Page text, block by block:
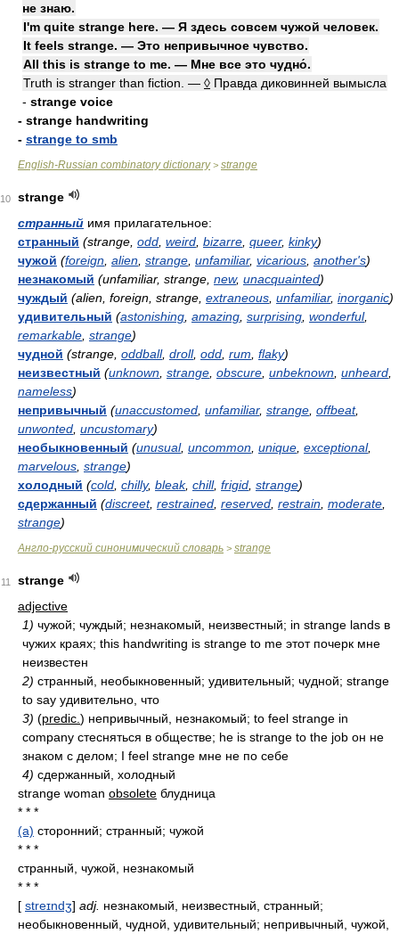
не знаю.
I'm quite strange here. — Я здесь совсем чужой человек.
It feels strange. — Это непривычное чувство.
All this is strange to me. — Мне все это чудно́.
Truth is stranger than fiction. — ◊ Правда диковинней вымысла
- strange voice
- strange handwriting
- strange to smb
English-Russian combinatory dictionary> strange
10
strange
странный имя прилагательное:
странный (strange, odd weird bizarre queer, kinky)
чужой (foreign alien strange unfamiliar, vicarious another's)
незнакомый (unfamiliar, strange, new, unacquainted)
чуждый (alien, foreign, strange, extraneous unfamiliar, inorganic)
удивительный (astonishing amazing surprising wonderful,
remarkable strange)
чудной (strange, oddball, droll, odd rum flaky)
неизвестный (unknown strange obscure unbeknown unheard
nameless)
непривычный (unaccustomed unfamiliar, strange offbeat,
unwonted uncustomary)
необыкновенный (unusual, uncommon unique exceptional,
marvelous strange)
холодный (cold chilly, bleak, chill, frigid strange)
сдержанный (discreet, restrained reserved restrain moderate
strange)
Англо-русский синонимический словарь > strange
11
strange
adjective
1) чужой; чуждый; незнакомый, неизвестный; in strange lands в
чужих краях; this handwriting is strange to me этот почерк мне
неизвестен
2) странный, необыкновенный; удивительный; чудной; strange
to say удивительно, что
3) (predic. ) непривычный, незнакомый; to feel strange in
company стесняться в обществе; he is strange to the job он не
знаком с делом; I feel strange мне не по себе
4) сдержанный, холодный
strange woman obsolete блудница
* * *
(a) сторонний; странный; чужой
* * *
странный, чужой, незнакомый
* * *
[ streɪndʒ] adj. незнакомый, неизвестный, странный;
необыкновенный, чудной, удивительный; непривычный, чужой,